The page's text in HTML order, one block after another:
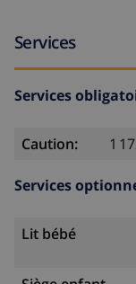
Services
Services
Caution: 1
Services
Lit bébé